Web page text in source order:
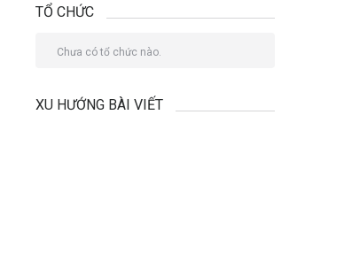
TỔ CHỨC
Chưa có tổ chức nào.
XU HƯỚNG BÀI VIẾT